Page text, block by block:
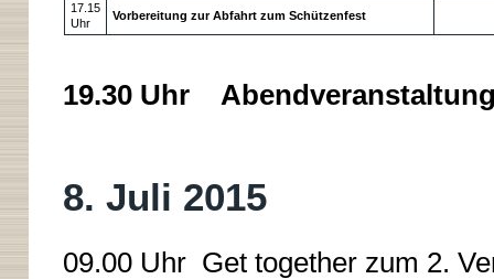
17.15
Uhr
Vorbereitung zur Abfahrt zum Schützenfest
19.30 Uhr
8. Juli 2015
09.00 Uhr Get together zum 2.